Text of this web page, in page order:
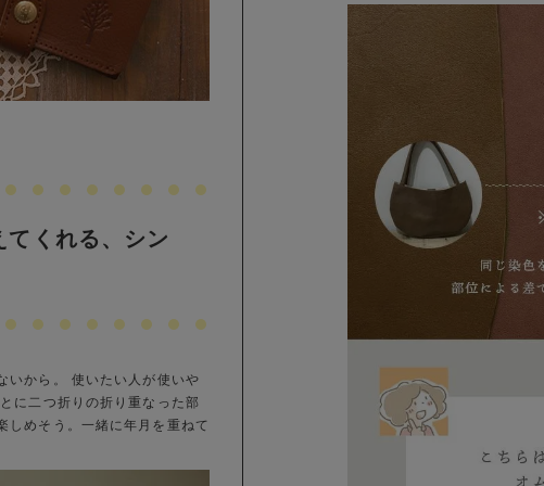
くれる、シン
いから。 使いたい人が使いや
に二つ折りの折り重なった部
しめそう。一緒に年月を重ねて